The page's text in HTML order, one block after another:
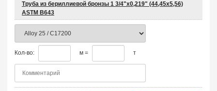
Труба из бериллиевой бронзы 1 3/4"х0,219" (44,45х5,56)
ASTM B643
Кол-во: м = т